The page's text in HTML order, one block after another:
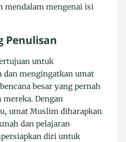
mendalam mengenai isi
Penulisan
untuk
dan mengingatkan umat
besar yang pernah
Dengan
umat Muslim diharapkan
dan pelajaran
diri untuk